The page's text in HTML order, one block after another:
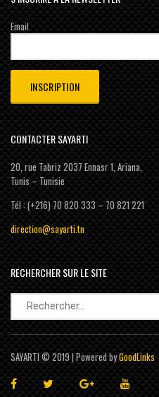
Email
CONTACTER SAYARTI
20, rue Tabriz 2037 Ennasr 1, Ariana,
Tunis – Tunisie
Tél : (+216) 70 820 333 – 70 821 221
direction@sayarti.tn
RECHERCHER SUR LE SITE
Rechercher :
SAYARTI © 2019 | Powered byGoodLinks